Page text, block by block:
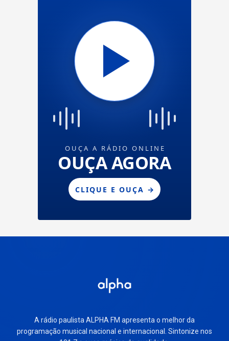
A rádio paulista ALPHA FM apresenta o melhor da
programação musical nacional e internacional. Sintonize nos